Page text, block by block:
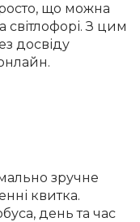
що можна
світлофорі. З цим
досвіду
зручне
квитка.
день та час